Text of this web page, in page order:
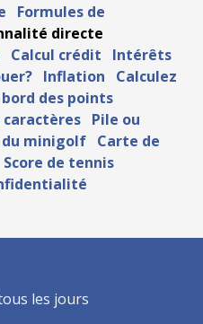
Formules de
directe
Calcul crédit
Intérêts
Inflation
Calculez
des points
Pile ou
minigolf Carte de
Score de tennis
les jours